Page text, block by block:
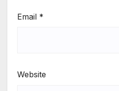
Email *
Website